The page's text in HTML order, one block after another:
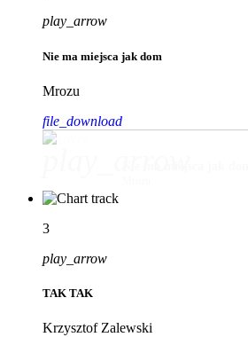
play_arrow
Nie ma miejsca jak dom
Mrozu
file_download
3
play_arrow
TAK TAK
Krzysztof Zalewski